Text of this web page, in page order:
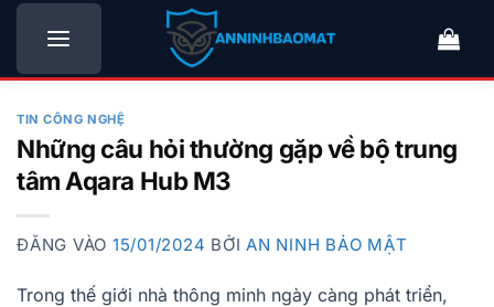
Bỏ
nội
TIN CÔNG NGHỆ
Những câu hỏi thường gặp về bộ trung
tâm Aqara Hub M3
ĐĂNG VÀO 15/01/2024 BỞI AN NINH BẢO MẬT
Trong thế giới nhà thông minh ngày càng phát triển,